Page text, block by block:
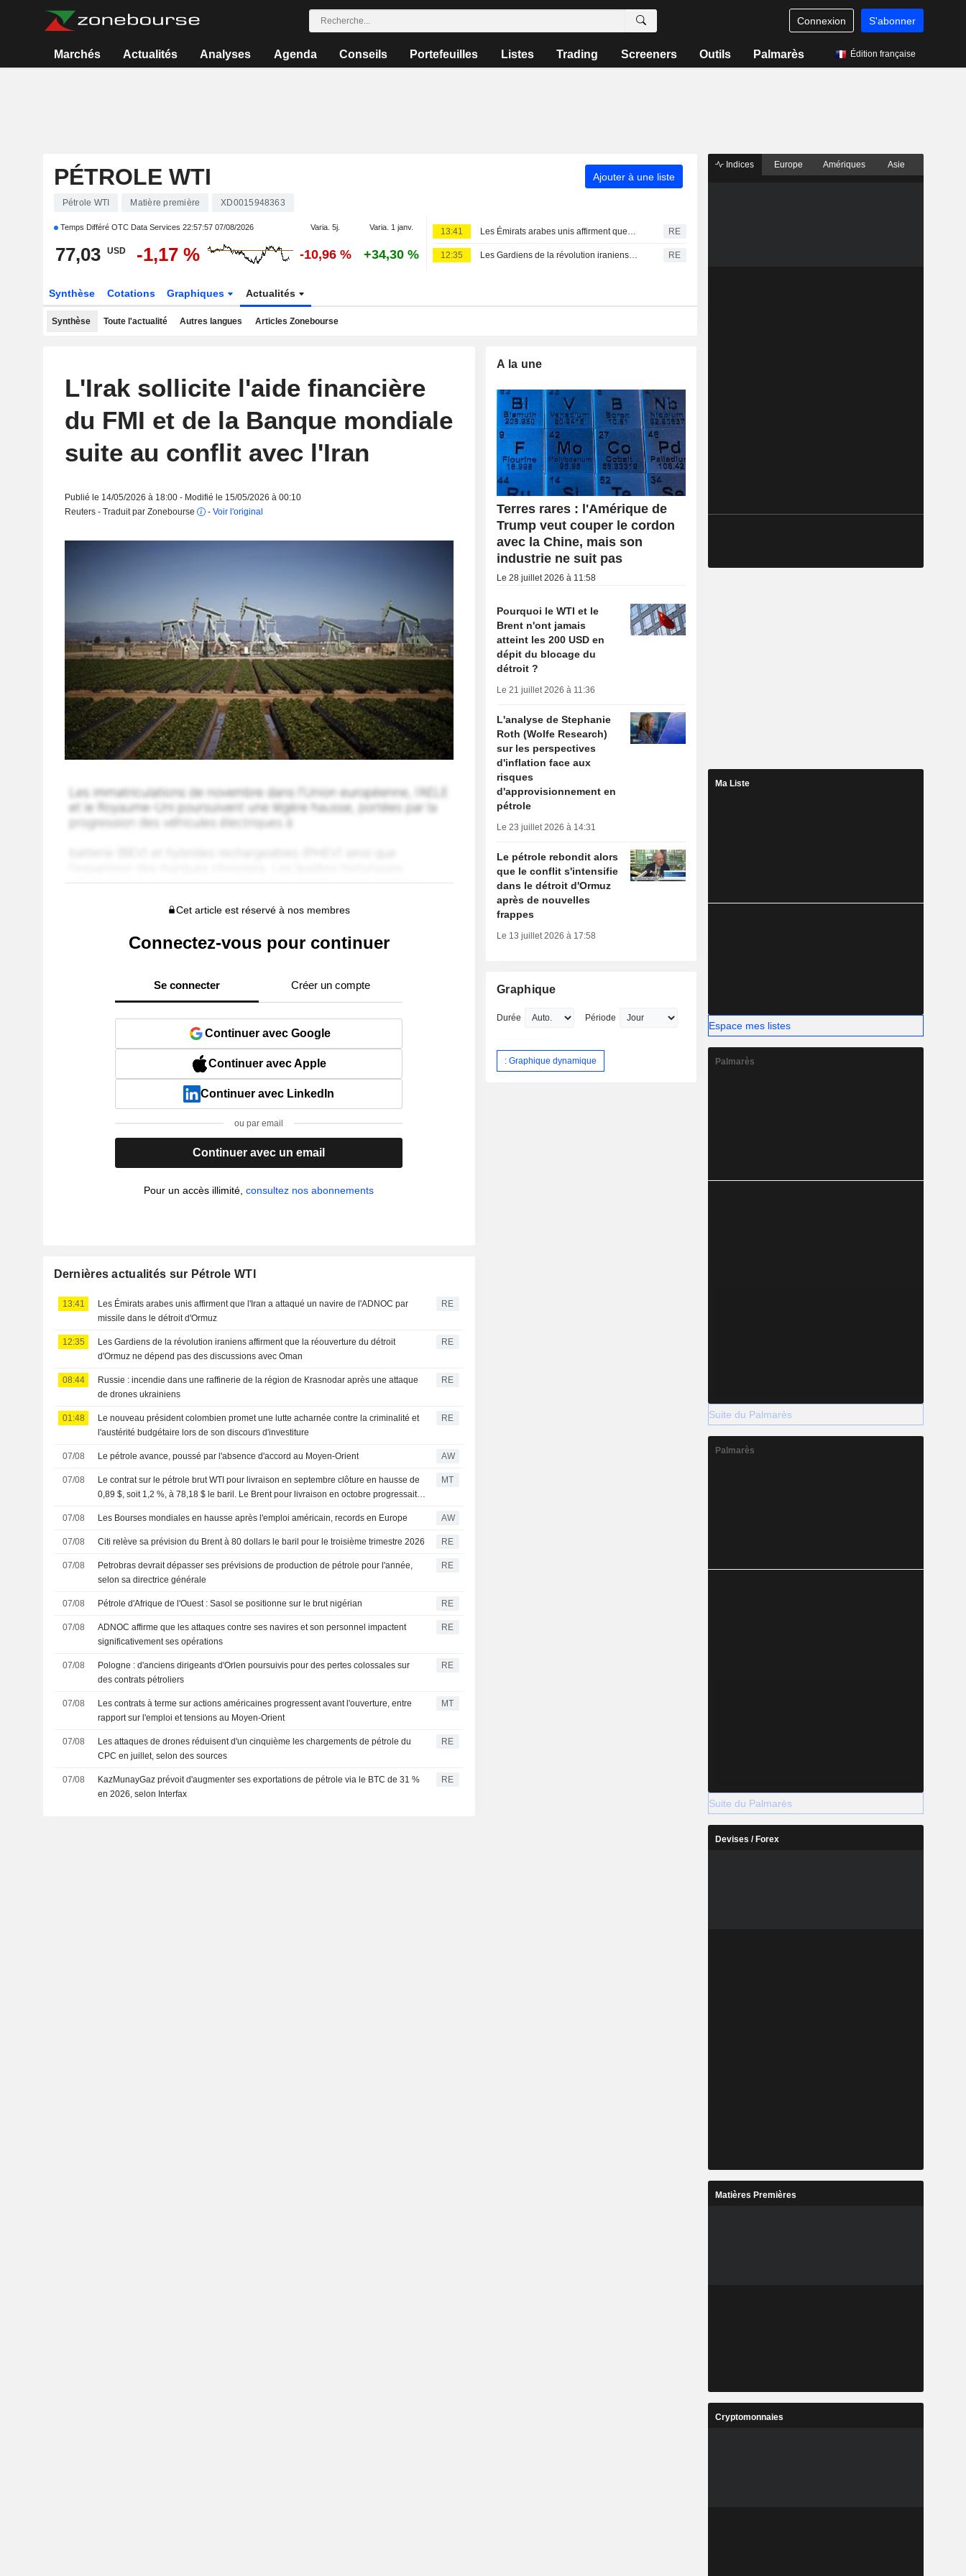
Connexion S'abonner
Marchés Actualités Analyses Agenda Conseils Portefeuilles Listes Trading Screeners Outils Palmarès Édition française
PÉTROLE WTI Ajouter à une liste
Pétrole WTI Matière première XD0015948363
Temps Différé OTC Data Services 22:57:57 07/08/2026 Varia. 5j. Varia. 1 janv.
77,03 USD -1,17 % -10,96 % +34,30 %
13:41 Les Émirats arabes unis affirment que l'Iran a attaqué un navire de l'ADNOC par missile dans le détroit d'Ormuz RE
12:35 Les Gardiens de la révolution iraniens affirment que la réouverture du détroit d'Ormuz ne dépend pas des discussions avec Oman RE
Synthèse Cotations Graphiques Actualités
Synthèse Toute l'actualité Autres langues Articles Zonebourse
L'Irak sollicite l'aide financière
du FMI et de la Banque mondiale
suite au conflit avec l'Iran
Publié le 14/05/2026 à 18:00 - Modifié le 15/05/2026 à 00:10
Reuters - Traduit par Zonebourse
- Voir l'original
Cet article est réservé à nos membres
Connectez-vous pour continuer
Se connecter Créer un compte
Continuer avec Google
Continuer avec Apple
Continuer avec LinkedIn
ou par email
Continuer avec un email
Pour un accès illimité,consultez nos abonnements
Dernières actualités sur Pétrole WTI
13:41
Les Émirats arabes unis affirment que l'Iran a attaqué un navire de l'ADNOC par
missile dans le détroit d'Ormuz
RE
12:35
Les Gardiens de la révolution iraniens affirment que la réouverture du détroit
d'Ormuz ne dépend pas des discussions avec Oman
RE
08:44
Russie : incendie dans une raffinerie de la région de Krasnodar après une attaque
de drones ukrainiens
RE
01:48
Le nouveau président colombien promet une lutte acharnée contre la criminalité et
l'austérité budgétaire lors de son discours d'investiture
RE
07/08 Le pétrole avance, poussé par l'absence d'accord au Moyen-Orient AW
07/08
Le contrat sur le pétrole brut WTI pour livraison en septembre clôture en hausse de
0,89 $, soit 1,2 %, à 78,18 $ le baril. Le Brent pour livraison en octobre progressait
MT
07/08 Les Bourses mondiales en hausse après l'emploi américain, records en Europe AW
07/08 Citi relève sa prévision du Brent à 80 dollars le baril pour le troisième trimestre 2026 RE
07/08
Petrobras devrait dépasser ses prévisions de production de pétrole pour l'année,
selon sa directrice générale
RE
07/08 Pétrole d'Afrique de l'Ouest : Sasol se positionne sur le brut nigérian RE
07/08
ADNOC affirme que les attaques contre ses navires et son personnel impactent
significativement ses opérations
RE
07/08
Pologne : d'anciens dirigeants d'Orlen poursuivis pour des pertes colossales sur
des contrats pétroliers
RE
07/08
Les contrats à terme sur actions américaines progressent avant l'ouverture, entre
rapport sur l'emploi et tensions au Moyen-Orient
MT
07/08
Les attaques de drones réduisent d'un cinquième les chargements de pétrole du
CPC en juillet, selon des sources
RE
07/08
KazMunayGaz prévoit d'augmenter ses exportations de pétrole via le BTC de 31 %
en 2026, selon Interfax
RE
A la une
Terres rares : l'Amérique de
Trump veut couper le cordon
avec la Chine, mais son
industrie ne suit pas
Le 28 juillet 2026 à 11:58
Pourquoi le WTI et le
Brent n'ont jamais
atteint les 200 USD en
dépit du blocage du
détroit ?
Le 21 juillet 2026 à 11:36
L'analyse de Stephanie
Roth (Wolfe Research)
sur les perspectives
d'inflation face aux
risques
d'approvisionnement en
pétrole
Le 23 juillet 2026 à 14:31
Le pétrole rebondit alors
que le conflit s'intensifie
dans le détroit d'Ormuz
après de nouvelles
frappes
Le 13 juillet 2026 à 17:58
Graphique
Durée Période
: Graphique dynamique
Indices Europe Amériques Asie
Ma Liste
Espace mes listes
Palmarès
Suite du Palmarès
Palmarès
Suite du Palmarès
Devises / Forex
Matières Premières
Cryptomonnaies